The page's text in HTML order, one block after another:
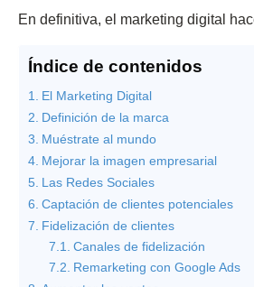
En definitiva, el marketing digital
Índice de contenidos
El Marketing Digital
Definición de la marca
Muéstrate al mundo
Mejorar la imagen empresarial
Las Redes Sociales
Captación de clientes potenciales
Fidelización de clientes
Canales de fidelización
Remarketing con Google Ads